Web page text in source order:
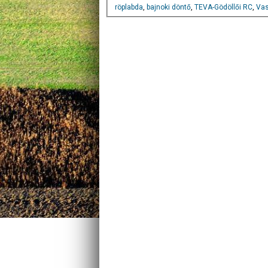
röplabda, bajnoki döntő, TEVA-Gödöllői RC,